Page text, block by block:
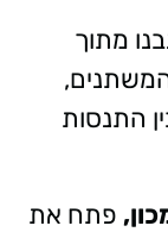
מתוך
התנסות
פתח את